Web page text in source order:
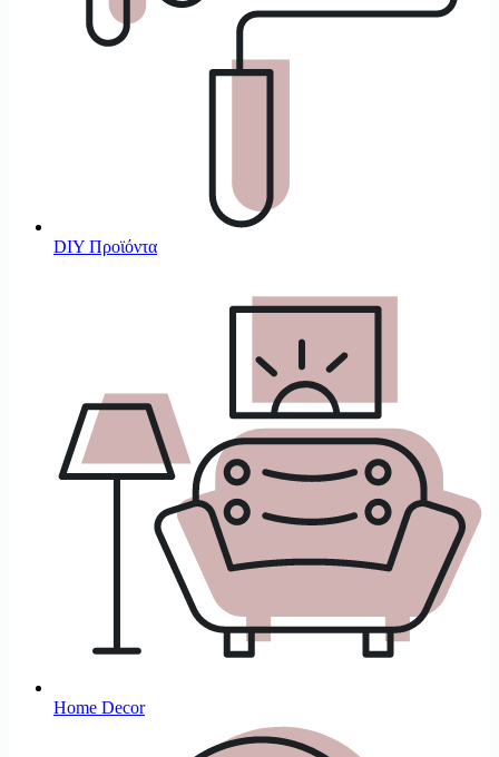
DIY Προϊόντα
Home Decor